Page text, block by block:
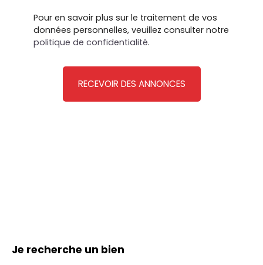
Pour en savoir plus sur le traitement de vos
données personnelles, veuillez consulter notre
politique de confidentialité.
RECEVOIR DES ANNONCES
Je recherche un bien